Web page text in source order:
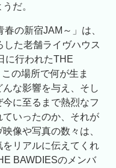
だ。
の新宿JAM～」は、
た老舗ライヴハウス
に行われたTHE
の場所で何が生ま
な影響を与え、そし
に至るまで熱烈なフ
いったのか、それが
像や写真の数々は、
リアルに伝えてくれ
BAWDIESのメンバ